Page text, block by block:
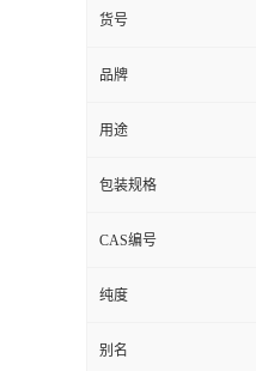
货号
品牌
用途
包装规格
CAS编号
纯度
别名